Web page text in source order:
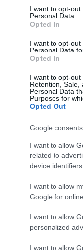
consent section.
I want to opt-out
Personal Data.
Opted In
I want to opt-
Personal Data
Opted In
I want to opt-out
Retention, Sale,
Personal Data
Purposes for
Opted Out
Google consents
I want to allow
related to
device identifiers
I want to allow
Google for
I want to allow
personalized
I want to allow
Ha ezt teszed